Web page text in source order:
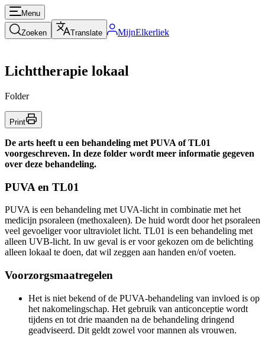
Menu
Zoeken Translate MijnElkerliek
Lichttherapie lokaal
Folder
Print
De arts heeft u een behandeling met PUVA of TL01
voorgeschreven. In deze folder wordt meer informatie gegeven
over deze behandeling.
PUVA en TL01
PUVA is een behandeling met UVA-licht in combinatie met het
medicijn psoraleen (methoxaleen). De huid wordt door het psoraleen
veel gevoeliger voor ultraviolet licht. TL01 is een behandeling met
alleen UVB-licht. In uw geval is er voor gekozen om de belichting
alleen lokaal te doen, dat wil zeggen aan handen en/of voeten.
Voorzorgsmaatregelen
Het is niet bekend of de PUVA-behandeling van invloed is op
het nakomelingschap. Het gebruik van anticonceptie wordt
tijdens en tot drie maanden na de behandeling dringend
geadviseerd. Dit geldt zowel voor mannen als vrouwen.